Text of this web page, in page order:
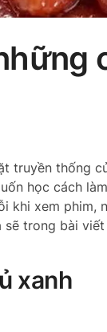
truyền thống
học cách
khi xem phim,
trong bài viết
xanh